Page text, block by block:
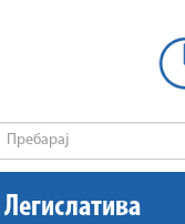
Легислатива